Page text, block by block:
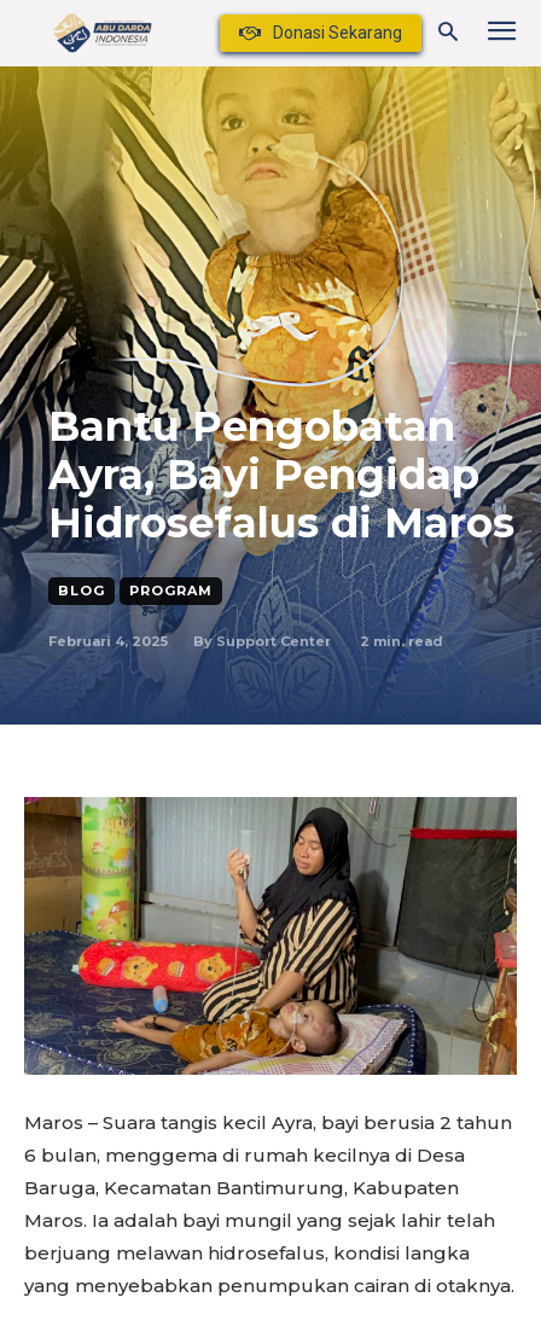
Donasi Sekarang
Bantu Pengobatan
Ayra, Bayi Pengidap
Hidrosefalus di Maros
BLOG PROGRAM
Februari 4, 2025 By Support Center 2 min. read
Maros – Suara tangis kecil Ayra, bayi berusia 2 tahun
6 bulan, menggema di rumah kecilnya di Desa
Baruga, Kecamatan Bantimurung, Kabupaten
Maros. Ia adalah bayi mungil yang sejak lahir telah
berjuang melawan hidrosefalus, kondisi langka
yang menyebabkan penumpukan cairan di otaknya.